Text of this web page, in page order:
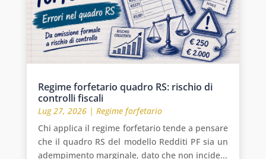
Regime forfetario quadro RS: rischio di
controlli fiscali
Lug 27, 2026| Regime forfetario
Chi applica il regime forfetario tende a pensare
che il quadro RS del modello Redditi PF sia un
adempimento marginale, dato che non incide...